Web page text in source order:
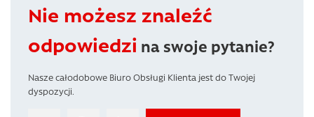
Nie możesz znaleźć
odpowiedzi na swoje pytanie?
Nasze całodobowe Biuro Obsługi Klienta jest do Twojej
dyspozycji.